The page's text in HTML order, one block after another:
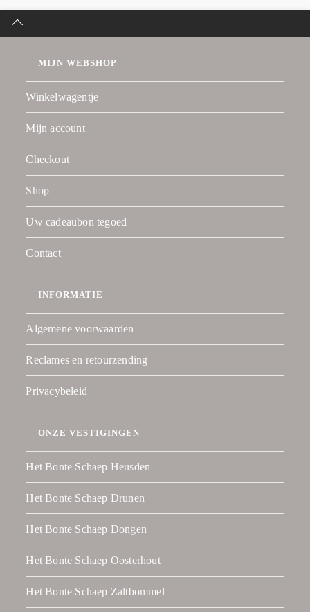
MIJN WEBSHOP
Winkelwagentje
Mijn account
Checkout
Shop
Uw cadeaubon tegoed
Contact
INFORMATIE
Algemene voorwaarden
Reclames en retourzending
Privacybeleid
ONZE VESTIGINGEN
Het Bonte Schaep Heusden
Het Bonte Schaep Drunen
Het Bonte Schaep Dongen
Het Bonte Schaep Oosterhout
Het Bonte Schaep Zaltbommel